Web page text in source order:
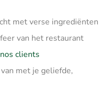
met verse ingrediënten
van het restaurant
clients
met je geliefde,